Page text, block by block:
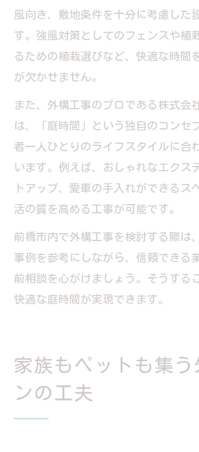
風向き、敷地条件を十分に考慮した
す。強風対策としてのフェンスや植
るための植栽選びなど、快適な時間
が欠かせません。
また、外構工事のプロである株式会
は、「庭時間」という独自のコンセ
者一人ひとりのライフスタイルに合
います。例えば、おしゃれなエクス
トアップ、愛車の手入れができるス
活の質を高める工事が可能です。
前橋市内で外構工事を検討する際は
事例を参考にしながら、信頼できる
前相談を心がけましょう。そうする
快適な庭時間が実現できます。
家族もペットも集う
ンの工夫